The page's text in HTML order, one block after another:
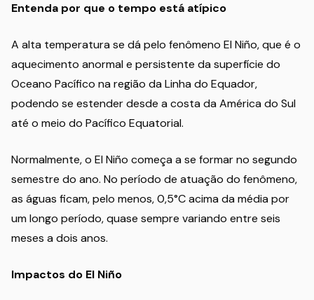
Entenda por que o tempo está atípico
A alta temperatura se dá pelo fenômeno El Niño, que é o
aquecimento anormal e persistente da superfície do
Oceano Pacífico na região da Linha do Equador,
podendo se estender desde a costa da América do Sul
até o meio do Pacífico Equatorial.
Normalmente, o El Niño começa a se formar no segundo
semestre do ano. No período de atuação do fenômeno,
as águas ficam, pelo menos, 0,5°C acima da média por
um longo período, quase sempre variando entre seis
meses a dois anos.
Impactos do El Niño